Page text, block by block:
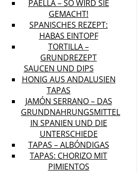
PAELLA – SO WIRD SIE
GEMACHT!
SPANISCHES REZEPT:
HABAS EINTOPF
TORTILLA –
GRUNDREZEPT
SAUCEN UND DIPS
HONIG AUS ANDALUSIEN
TAPAS
JAMÓN SERRANO – DAS
GRUNDNAHRUNGSMITTEL
IN SPANIEN UND DIE
UNTERSCHIEDE
TAPAS – ALBÓNDIGAS
TAPAS: CHORIZO MIT
PIMIENTOS